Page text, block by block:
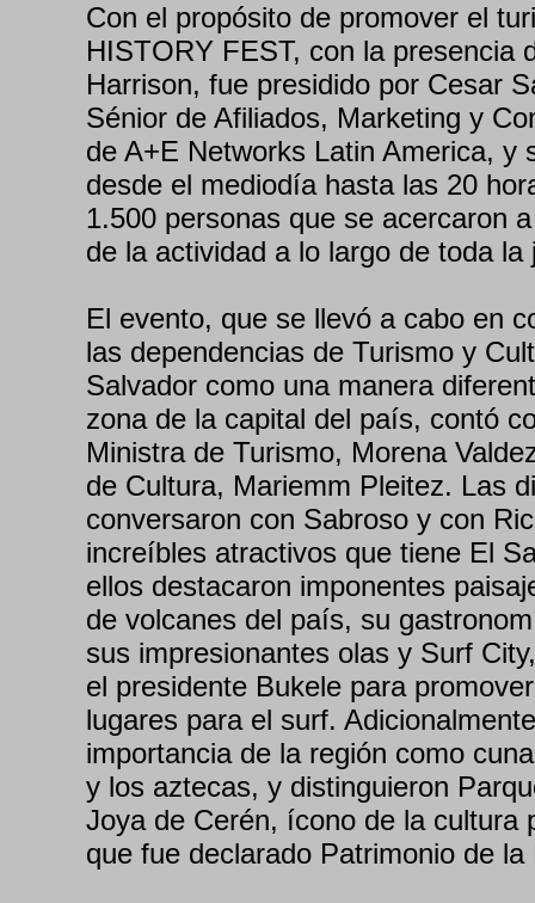
Con el propósito de promover el
HISTORY FEST, con la presencia
Harrison, fue presidido por Cesar
Sénior de Afiliados, Marketing y
de A+E Networks Latin America, y
desde el mediodía hasta las 20
1.500 personas que se acercaron
de la actividad a lo largo de toda la
El evento, que se llevó a cabo en
las dependencias de Turismo y
Salvador como una manera
zona de la capital del país, contó
Ministra de Turismo, Morena
de Cultura, Mariemm Pleitez. Las
conversaron con Sabroso y con
increíbles atractivos que tiene El
ellos destacaron imponentes
de volcanes del país, su
sus impresionantes olas y Surf
el presidente Bukele para
lugares para el surf.
importancia de la región como
y los aztecas, y distinguieron
Joya de Cerén, ícono de la cultura
que fue declarado Patrimonio de la